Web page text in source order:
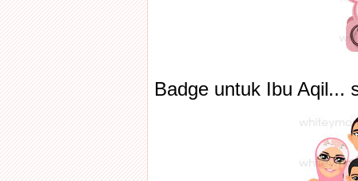
Badge untuk Ibu Aqil...